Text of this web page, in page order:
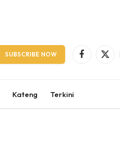
SUBSCRIBE NOW Facebook
X
Kateng Terkini